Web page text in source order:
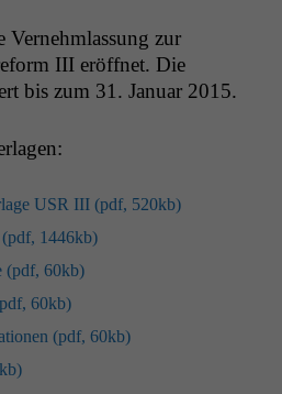
Vernehm­las­sung zur
III eröffnet. Die
bis zum 31. Jan­u­ar 2015.
USR III (pdf, 520kb)
1446kb)
(pdf, 60kb)
60kb)
(pdf, 60kb)